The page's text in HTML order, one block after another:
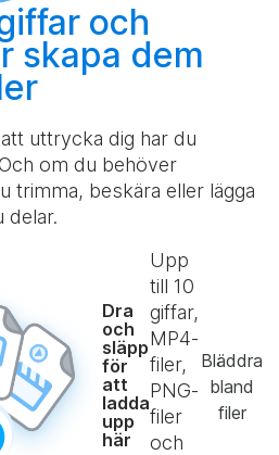
och
skapa dem
uttrycka dig har du
om du behöver
trimma, beskära eller lägga
delar.
Dra
och
släpp
för
att
ladda
upp
här
Upp
till 10
giffar,
MP4-
filer,
PNG-
filer
och
Bläddra
bland
filer